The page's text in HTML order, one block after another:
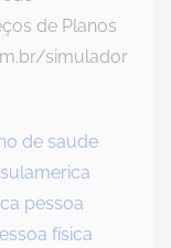
de Planos
simulador
de saude
pessoa
física